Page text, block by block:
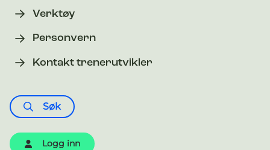
Verktøy
Personvern
Kontakt trenerutvikler
Søk
Logg inn